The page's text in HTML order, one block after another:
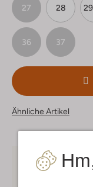
27 28
36 37
Ähnliche Artikel
Kostenloser